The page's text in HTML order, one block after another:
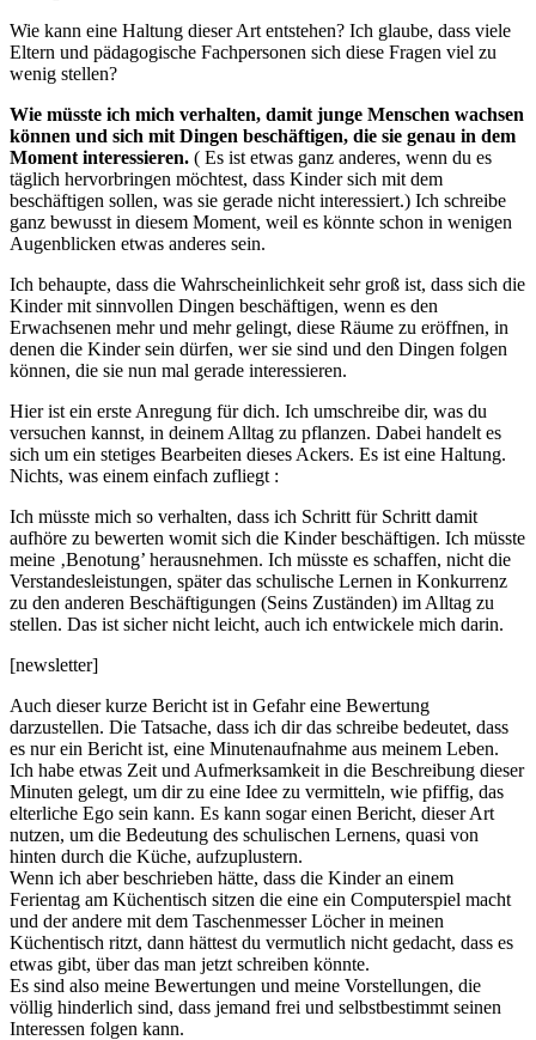
Wie kann eine Haltung dieser Art entstehen? Ich glaube, dass viele
Eltern und pädagogische Fachpersonen sich diese Fragen viel zu
wenig stellen?
Wie müsste ich mich verhalten, damit junge Menschen wachsen
können und sich mit Dingen beschäftigen, die sie genau in dem
Moment interessieren. ( Es ist etwas ganz anderes, wenn du es
täglich hervorbringen möchtest, dass Kinder sich mit dem
beschäftigen sollen, was sie gerade nicht interessiert.) Ich schreibe
ganz bewusst in diesem Moment, weil es könnte schon in wenigen
Augenblicken etwas anderes sein.
Ich behaupte, dass die Wahrscheinlichkeit sehr groß ist, dass sich die
Kinder mit sinnvollen Dingen beschäftigen, wenn es den
Erwachsenen mehr und mehr gelingt, diese Räume zu eröffnen, in
denen die Kinder sein dürfen, wer sie sind und den Dingen folgen
können, die sie nun mal gerade interessieren.
Hier ist ein erste Anregung für dich. Ich umschreibe dir, was du
versuchen kannst, in deinem Alltag zu pflanzen. Dabei handelt es
sich um ein stetiges Bearbeiten dieses Ackers. Es ist eine Haltung.
Nichts, was einem einfach zufliegt :
Ich müsste mich so verhalten, dass ich Schritt für Schritt damit
aufhöre zu bewerten womit sich die Kinder beschäftigen. Ich müsste
meine ‚Benotung’ herausnehmen. Ich müsste es schaffen, nicht die
Verstandesleistungen, später das schulische Lernen in Konkurrenz
zu den anderen Beschäftigungen (Seins Zuständen) im Alltag zu
stellen. Das ist sicher nicht leicht, auch ich entwickele mich darin.
[newsletter]
Auch dieser kurze Bericht ist in Gefahr eine Bewertung
darzustellen. Die Tatsache, dass ich dir das schreibe bedeutet, dass
es nur ein Bericht ist, eine Minutenaufnahme aus meinem Leben.
Ich habe etwas Zeit und Aufmerksamkeit in die Beschreibung dieser
Minuten gelegt, um dir zu eine Idee zu vermitteln, wie pfiffig, das
elterliche Ego sein kann. Es kann sogar einen Bericht, dieser Art
nutzen, um die Bedeutung des schulischen Lernens, quasi von
hinten durch die Küche, aufzuplustern.
Wenn ich aber beschrieben hätte, dass die Kinder an einem
Ferientag am Küchentisch sitzen die eine ein Computerspiel macht
und der andere mit dem Taschenmesser Löcher in meinen
Küchentisch ritzt, dann hättest du vermutlich nicht gedacht, dass es
etwas gibt, über das man jetzt schreiben könnte.
Es sind also meine Bewertungen und meine Vorstellungen, die
völlig hinderlich sind, dass jemand frei und selbstbestimmt seinen
Interessen folgen kann.